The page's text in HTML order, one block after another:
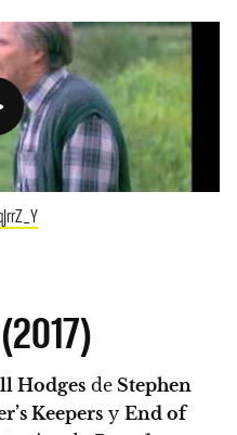
Hodges de Stephen
Keepers y End of